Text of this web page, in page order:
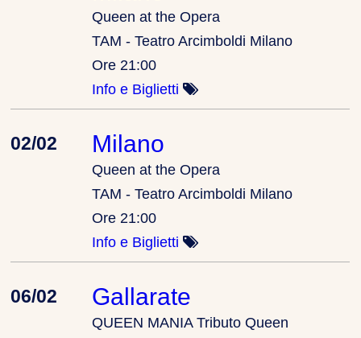
Queen at the Opera
TAM - Teatro Arcimboldi Milano
Ore 21:00
Info e Biglietti
02/02 Milano
Queen at the Opera
TAM - Teatro Arcimboldi Milano
Ore 21:00
Info e Biglietti
06/02 Gallarate
QUEEN MANIA Tributo Queen